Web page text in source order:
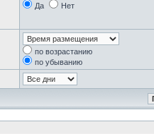
Да Нет
по возрастанию
по убыванию